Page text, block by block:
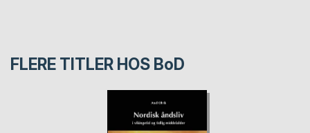
FLERE TITLER HOS BoD